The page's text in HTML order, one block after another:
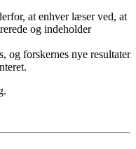
at enhver læser ved, at
og indeholder
og forskernes nye resultater